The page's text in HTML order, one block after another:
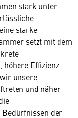
stark unter
starke
setzt mit dem
höhere Effizienz
unsere
und näher
Bedürfnissen der